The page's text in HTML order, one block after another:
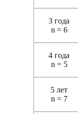
3 года
n = 6
4 года
n = 5
5 лет
n = 7